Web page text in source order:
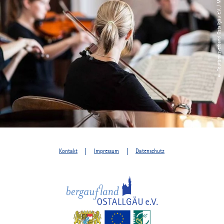
© Tourismusverband Ostallgäu e.V. / Michael Schott
Kontakt Impressum Datenschutz